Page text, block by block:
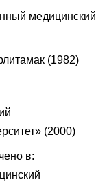
медицинский
(1982)
(2000)
в: